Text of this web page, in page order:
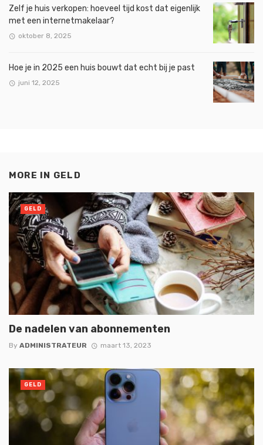
Zelf je huis verkopen: hoeveel tijd kost dat eigenlijk
met een internetmakelaar?
oktober 8, 2025
Hoe je in 2025 een huis bouwt dat echt bij je past
juni 12, 2025
MORE IN GELD
De nadelen van abonnementen
By ADMINISTRATEUR maart 13, 2023
GELD
GELD